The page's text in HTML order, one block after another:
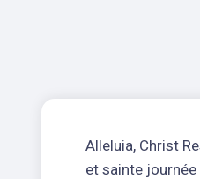
Alleluia, Christ
et sainte